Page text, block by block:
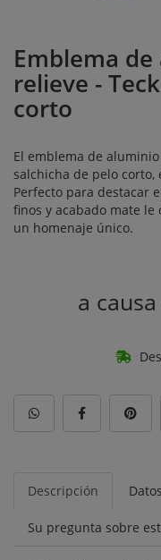
Emblema de
relieve -
corto
El emblema de
salchicha de pelo
Perfecto para destacar
finos y acabado mate
un homenaje único.
a
Descripción
Su pregunta sobre